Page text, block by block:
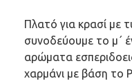
Πλατό για κρασί με
συνοδεύουμε το μ΄
αρώματα
χαρμάνι με βάση το